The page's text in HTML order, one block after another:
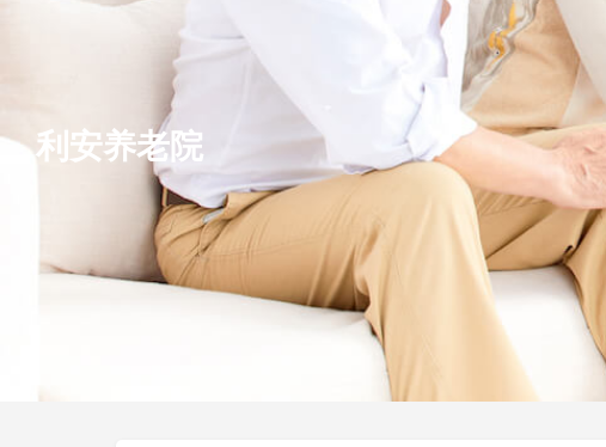
利安养老院
基本信息